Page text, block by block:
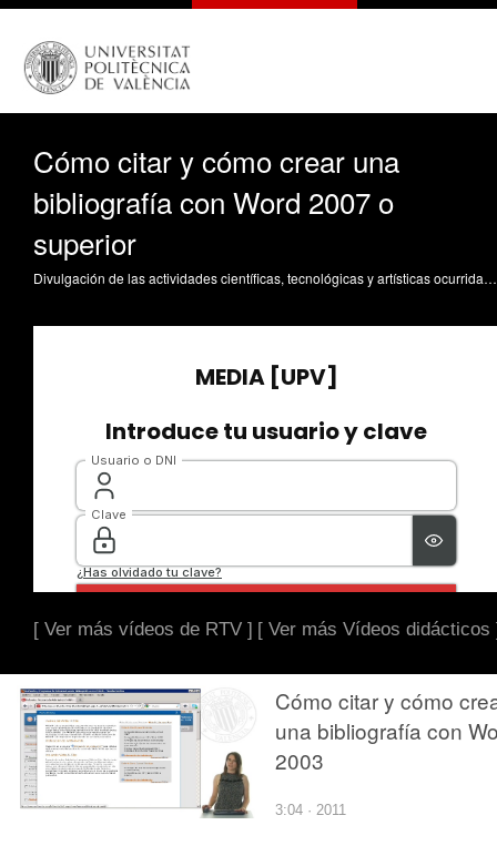
Cómo citar y cómo crear una
bibliografía con Word 2007 o
superior
Divulgación de las actividades científicas, tecnológicas y artísticas ocurridas en los tres campus de la UPV
[ Ver más vídeos de RTV ] [ Ver más Vídeos didácticos
Cómo citar y cómo
una bibliografía con
2003
3:04 · 2011